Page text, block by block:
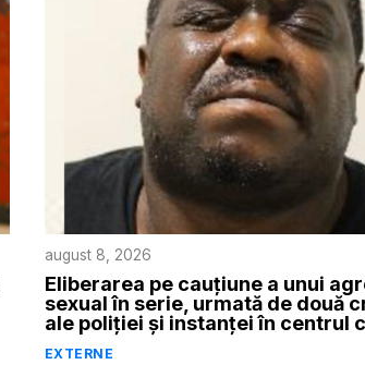
august 8, 2026
Eliberarea pe cauțiune a unui
sexual în serie, urmată de două
ale poliției și instanței în centrul
EXTERNE